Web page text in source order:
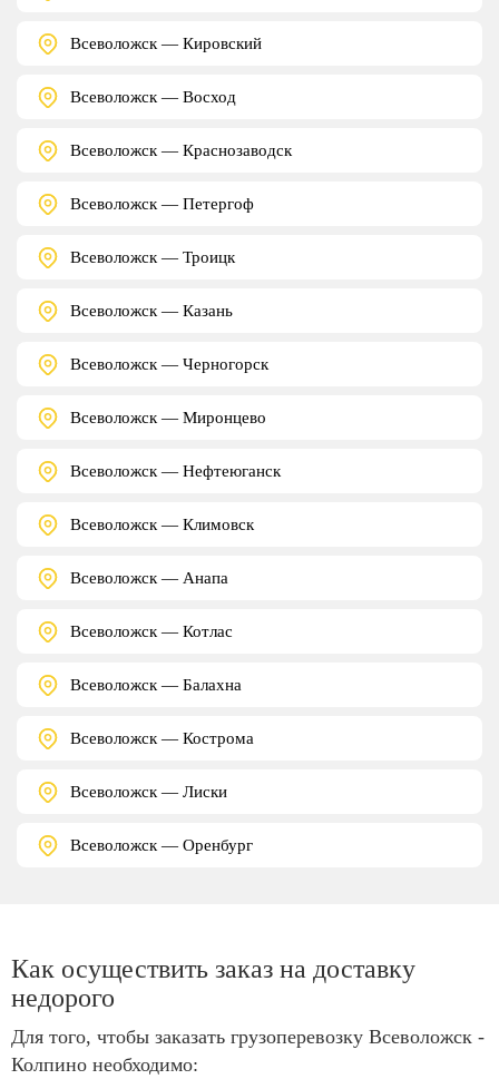
Всеволожск — Кировский
Всеволожск — Восход
Всеволожск — Краснозаводск
Всеволожск — Петергоф
Всеволожск — Троицк
Всеволожск — Казань
Всеволожск — Черногорск
Всеволожск — Миронцево
Всеволожск — Нефтеюганск
Всеволожск — Климовск
Всеволожск — Анапа
Всеволожск — Котлас
Всеволожск — Балахна
Всеволожск — Кострома
Всеволожск — Лиски
Всеволожск — Оренбург
Как осуществить заказ на доставку
недорого
Для того, чтобы заказать грузоперевозку Всеволожск -
Колпино необходимо: